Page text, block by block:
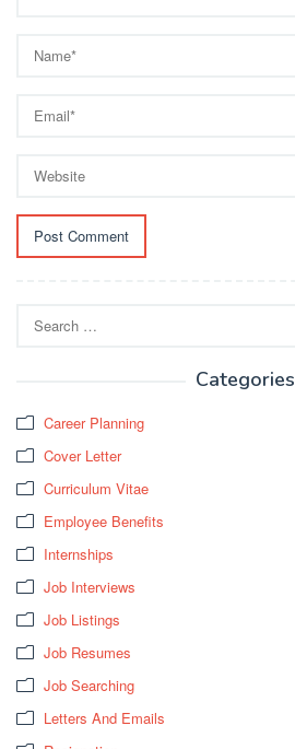
for:
Categories
Career Planning
Cover Letter
Curriculum Vitae
Employee Benefits
Internships
Job Interviews
Job Listings
Job Resumes
Job Searching
Letters And Emails